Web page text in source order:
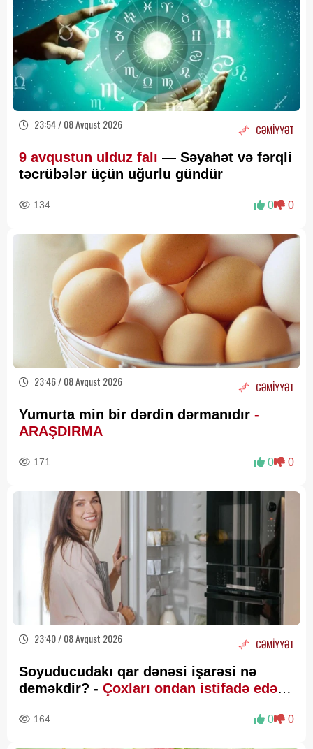
23:54 / 08 Avqust 2026 CƏMİYYƏT
9 avqustun ulduz falı — Səyahət və fərqli
təcrübələr üçün uğurlu gündür
134 0 0
23:46 / 08 Avqust 2026 CƏMİYYƏT
Yumurta min bir dərdin dərmanıdır -
ARAŞDIRMA
171 0 0
23:40 / 08 Avqust 2026 CƏMİYYƏT
Soyuducudakı qar dənəsi işarəsi nə
deməkdir? - Çoxları ondan istifadə edə
164 0 0